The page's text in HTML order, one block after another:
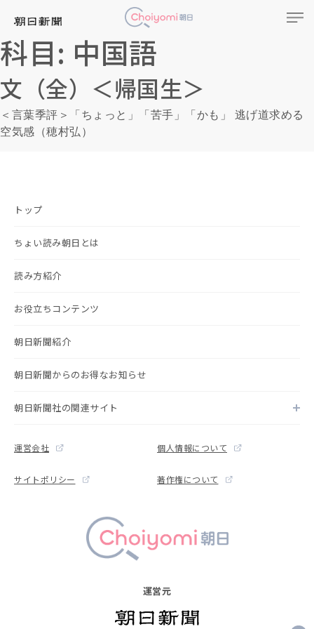
科目: 中国語
文（全）＜帰国生＞
＜言葉季評＞「ちょっと」「苦手」「かも」 逃げ道求める
空気感（穂村弘）
運営元
トップ
ちょい読み朝日とは
読み方紹介
お役立ちコンテンツ
朝日新聞紹介
朝日新聞からのお得なお知らせ
朝日新聞社の関連サイト
運営会社 個人情報について
サイトポリシー 著作権について